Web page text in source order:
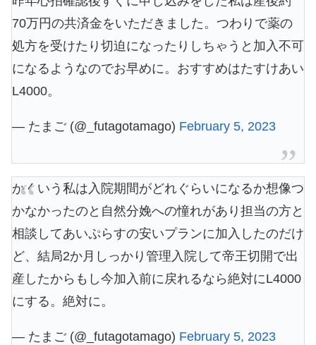
70万円の共済金をいただきました。つわりで薬の
処方を受けたり切迫になったりしちゃうと加入不可
になるようなのでお早めに。おすすめはたすけあい
L4000。
— たまご (@_futagotamago) February 5, 2023
かくいう私は入院期間がどれぐらいになるか想像つ
かなかったのと自然分娩への憧れがあり担当の方と
相談してあいぷらすの安いプランに加入したのだけ
ど、結局2か月しっかり管理入院して帝王切開で出
産したからもし今加入前に戻れるなら絶対にL4000
にする。絶対に。
— たまご (@_futagotamago) February 5, 2023